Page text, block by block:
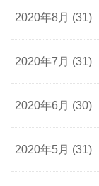
2020年8月 (31)
2020年7月 (31)
2020年6月 (30)
2020年5月 (31)